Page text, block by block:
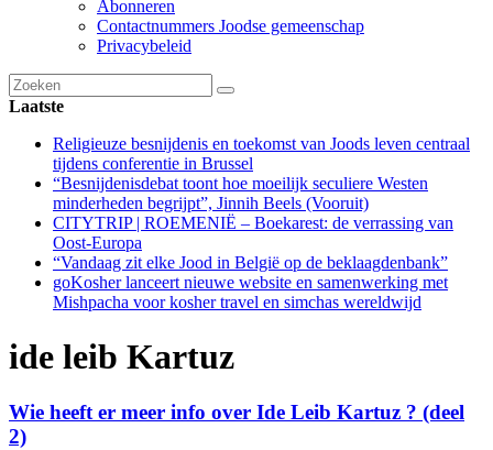
Abonneren
Contactnummers Joodse gemeenschap
Privacybeleid
Laatste
Religieuze besnijdenis en toekomst van Joods leven centraal
tijdens conferentie in Brussel
“Besnijdenisdebat toont hoe moeilijk seculiere Westen
minderheden begrijpt”, Jinnih Beels (Vooruit)
CITYTRIP | ROEMENIË – Boekarest: de verrassing van
Oost-Europa
“Vandaag zit elke Jood in België op de beklaagdenbank”
goKosher lanceert nieuwe website en samenwerking met
Mishpacha voor kosher travel en simchas wereldwijd
ide leib Kartuz
Wie heeft er meer info over Ide Leib Kartuz ? (deel
2)